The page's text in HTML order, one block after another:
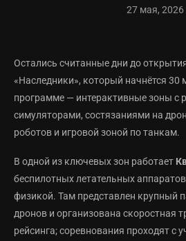
27 мая, 2026
Остались считанные дни до
«Наследники», который начнётся 30
программе — интерактивные зоны с
симуляторами, состязаниями на
роботов и игровой зоной по танкам.
В одной из ключевых зон работает
беспилотных летательных
физикой. Там представлен крупный
дронов и организована скоростная
рейсинга; соревнования проходят с